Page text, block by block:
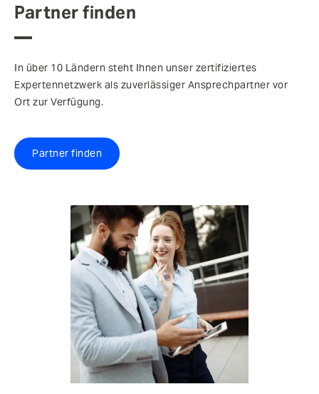
Partner finden
In über 10 Ländern steht Ihnen unser zertifiziertes
Expertennetzwerk als zuverlässiger Ansprechpartner vor
Ort zur Verfügung.
Partner finden